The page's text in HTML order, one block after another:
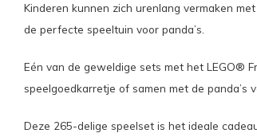
Kinderen kunnen zich urenlang vermaken
de perfecte speeltuin voor panda’s.
Eén van de geweldige sets met het LEGO®
speelgoedkarretje of samen met de panda’s
Deze 265-delige speelset is het ideale